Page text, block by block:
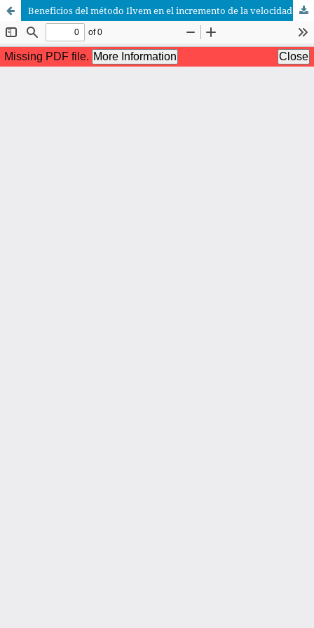
Beneficios del método Ilvem en el incremento de la velocidad y comprensión lectora en universitarios.